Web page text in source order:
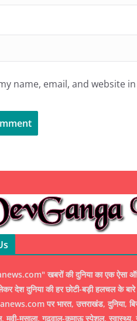
name, email, and website
खबरों की दुनिया का एक ऐसा
देश दुनिया की हर छोटी-बड़ी हलचल के
पर भारत, उत्तराखंड, दुनिया,
मूवी-मसाला, गढ़वाल-कुमाऊ स्पेशल, स्वास्थ्य,